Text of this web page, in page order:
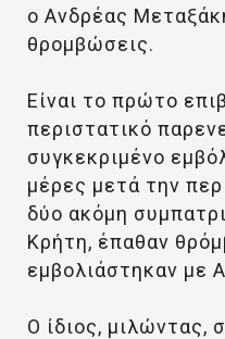
ο Ανδρέας
θρομβώσεις.
Είναι το πρώτο
περιστατικό
συγκεκριμένο
μέρες μετά την
δύο ακόμη
Κρήτη, έπαθαν
εμβολιάστηκαν με
Ο ίδιος, μιλώντας,